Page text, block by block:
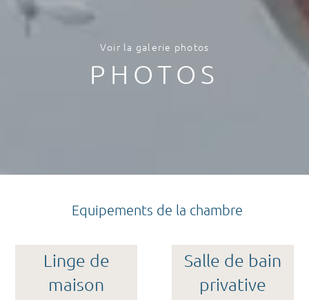
Voir la galerie photos
PHOTOS
Equipements de la chambre
Linge de
maison
Salle de bain
privative